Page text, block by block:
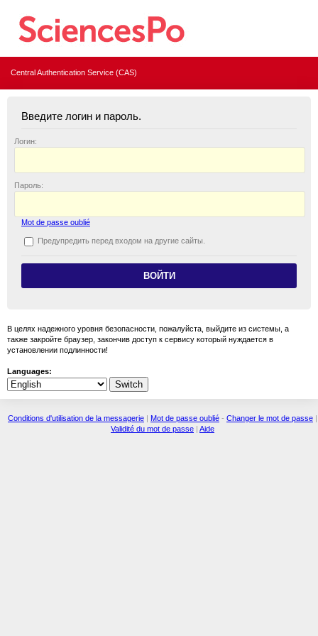
Central Authentication Service (CAS)
Введите логин и пароль.
Логин:
Пароль:
Mot de passe oublié
Предупредить перед входом на другие сайты.
В целях надежного уровня безопасности, пожалуйста, выйдите из системы, а
также закройте браузер, закончив доступ к сервису который нуждается в
установлении подлинности!
Languages:
Conditions d'utilisation de la messagerie | Mot de passe oublié - Changer le mot de passe |
Validité du mot de passe | Aide